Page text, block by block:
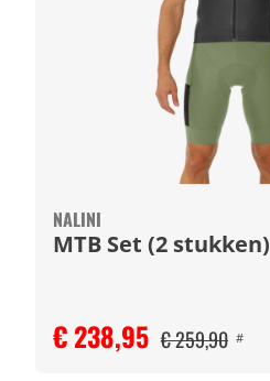
NALINI
MTB Set (2 stukken)
€ 238,95 € 259,90 #